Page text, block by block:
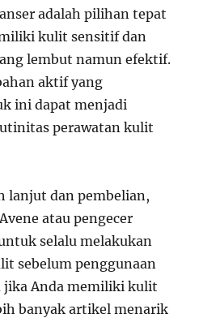
adalah pilihan tepat
kulit sensitif dan
lembut namun efektif.
aktif yang
ini dapat menjadi
perawatan kulit
lanjut dan pembelian,
atau pengecer
selalu melakukan
sebelum penggunaan
jika Anda memiliki kulit
banyak artikel menarik